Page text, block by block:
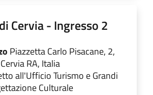
Cervia - Ingresso 2
Piazzetta Carlo Pisacane, 2,
RA, Italia
all'Ufficio Turismo e Grandi
Culturale